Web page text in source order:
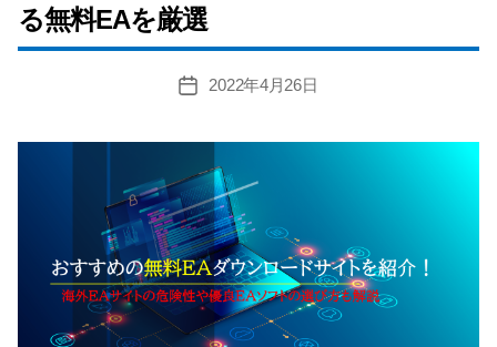
る無料EAを厳選
投
2022年4月26日